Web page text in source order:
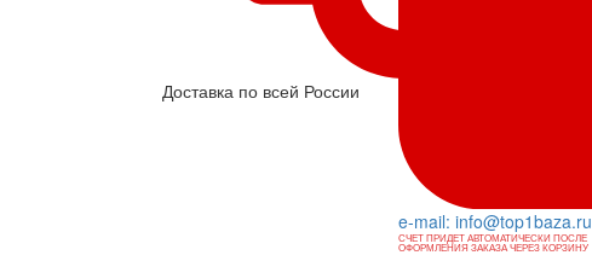
Доставка по всей России
e-mail: info@top1baza.ru
СЧЕТ ПРИДЕТ АВТОМАТИЧЕСКИ ПОСЛЕ
ОФОРМЛЕНИЯ ЗАКАЗА ЧЕРЕЗ КОРЗИНУ